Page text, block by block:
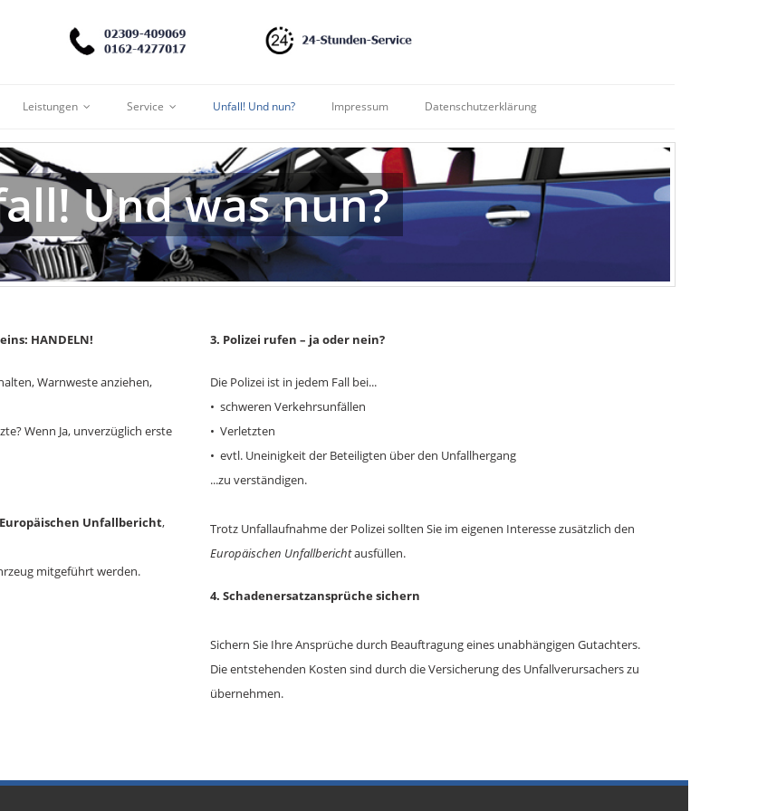
Leistungen Service Unfall! Und nun? Impressum Datenschutzerklärung
Und was nun?
HANDELN!
Warnweste anziehen,
Wenn Ja, unverzüglich erste
Europäischen Unfallbericht,
mitgeführt werden.
3. Polizei rufen – ja oder nein?
Die Polizei ist in jedem Fall bei...
• schweren Verkehrsunfällen
• Verletzten
• evtl. Uneinigkeit der Beteiligten über den Unfallhergang
...zu verständigen.
Trotz Unfallaufnahme der Polizei sollten Sie im eigenen Interesse zusätzlich den
Europäischen Unfallberichtausfüllen.
4. Schadenersatzansprüche sichern
Sichern Sie Ihre Ansprüche durch Beauftragung eines unabhängigen Gutachters.
Die entstehenden Kosten sind durch die Versicherung des Unfallverursachers zu
übernehmen.